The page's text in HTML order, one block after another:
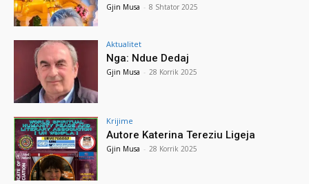
Gjin Musa - 8 Shtator 2025
Aktualitet
Nga: Ndue Dedaj
Gjin Musa - 28 Korrik 2025
Krijime
Autore Katerina Tereziu Ligeja
Gjin Musa - 28 Korrik 2025